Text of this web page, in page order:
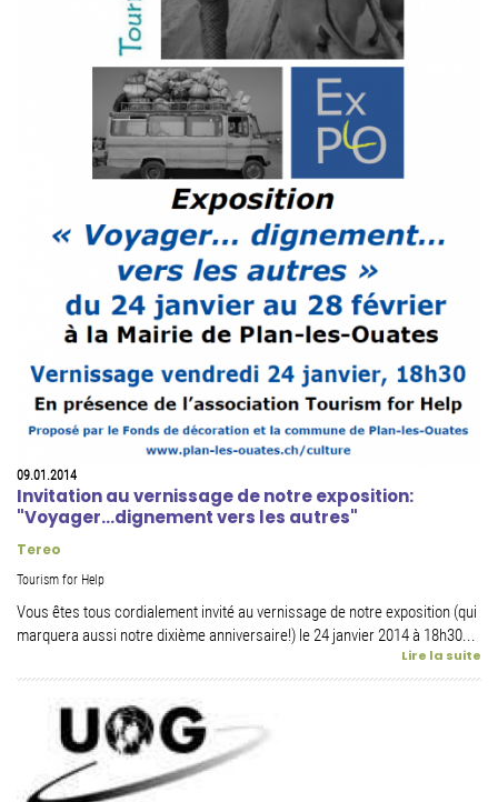
09.01.2014
Invitation au vernissage de notre exposition:
"Voyager...dignement vers les autres"
Tereo
Tourism for Help
Vous êtes tous cordialement invité au vernissage de notre exposition (qui
marquera aussi notre dixième anniversaire!) le 24 janvier 2014 à 18h30...
Lire la suite